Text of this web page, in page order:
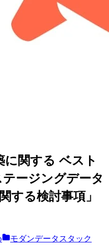
関する ベスト
ージングデータ
する検討事項」
モダンデータスタック